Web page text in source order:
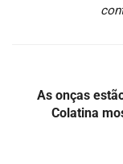
As onças
Colatina